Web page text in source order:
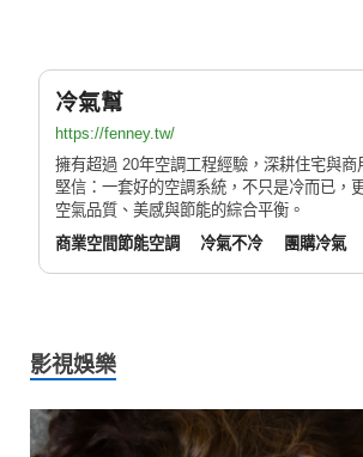
冷氣幫
https://fenney.tw/
擁有超過 20年空調工程經驗，深耕住宅與商
堅信：一套好的空調系統，不只是冷而已，
空氣品質、美感與節能的綜合平衡。
商業空間節能空調
冷氣不冷 團購冷氣
影視娛樂